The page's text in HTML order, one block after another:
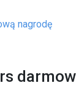
nagrodę